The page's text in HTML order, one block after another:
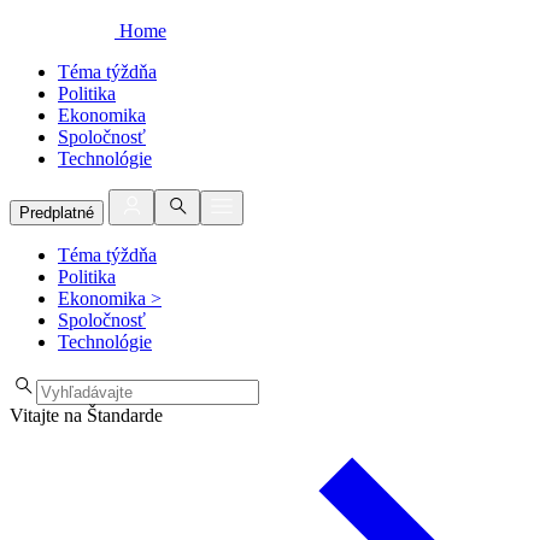
Home
Téma týždňa
Politika
Ekonomika
Spoločnosť
Technológie
Predplatné
Téma týždňa
Politika
Ekonomika >
Spoločnosť
Technológie
Vitajte na Štandarde